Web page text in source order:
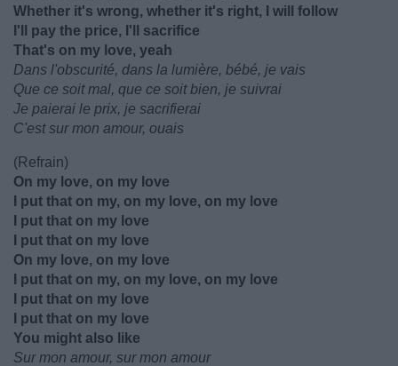
Whether it's wrong, whether it's right, I will follow
I'll pay the price, I'll sacrifice
That's on my love, yeah
Dans l'obscurité, dans la lumière, bébé, je vais
Que ce soit mal, que ce soit bien, je suivrai
Je paierai le prix, je sacrifierai
C'est sur mon amour, ouais
(Refrain)
On my love, on my love
I put that on my, on my love, on my love
I put that on my love
I put that on my love
On my lovе, on my love
I put that on my, on my love, on my love
I put that on my lovе
I put that on my love
You might also like
Sur mon amour, sur mon amour